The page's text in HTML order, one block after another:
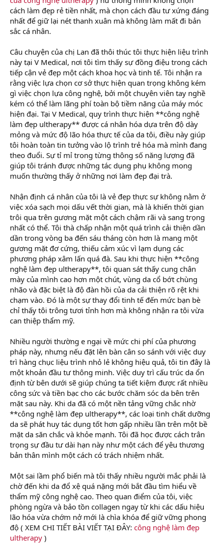
cách làm đẹp rẻ tiền nhất, mà chọn cách đầu tư xứng đáng
nhất để giữ lại nét thanh xuân mà không làm mất đi bản
sắc cá nhân.
Câu chuyện của chị Lan đã thôi thúc tôi thực hiện liệu trình
này tại V Medical, nơi tôi tìm thấy sự đồng điệu trong cách
tiếp cận vẻ đẹp một cách khoa học và tinh tế. Tôi nhận ra
rằng việc lựa chọn cơ sở thực hiện quan trọng không kém
gì việc chọn lựa công nghệ, bởi một chuyên viên tay nghề
kém có thể làm lãng phí toàn bộ tiềm năng của máy móc
hiện đại. Tại V Medical, quy trình thực hiện **công nghệ
làm đẹp ultherapy** được cá nhân hóa dựa trên độ dày
mỏng và mức độ lão hóa thực tế của da tôi, điều này giúp
tôi hoàn toàn tin tưởng vào lộ trình trẻ hóa mà mình đang
theo đuổi. Sự tỉ mỉ trong từng thông số năng lượng đã
giúp tôi tránh được những tác dụng phụ không mong
muốn thường thấy ở những nơi làm đẹp đại trà.
Nhận định cá nhân của tôi là vẻ đẹp thực sự không nằm ở
việc xóa sạch mọi dấu vết thời gian, mà là khiến thời gian
trôi qua trên gương mặt một cách chậm rãi và sang trọng
nhất có thể. Tôi thà chấp nhận một quá trình cải thiện dần
dần trong vòng ba đến sáu tháng còn hơn là mang một
gương mặt đơ cứng, thiếu cảm xúc vì lạm dụng các
phương pháp xâm lấn quá đà. Sau khi thực hiện **công
nghệ làm đẹp ultherapy**, tôi quan sát thấy cung chân
mày của mình cao hơn một chút, vùng da cổ bớt chùng
nhão và đặc biệt là độ đàn hồi của da cải thiện rõ rệt khi
chạm vào. Đó là một sự thay đổi tinh tế đến mức bạn bè
chỉ thấy tôi trông tươi tỉnh hơn mà không nhận ra tôi vừa
can thiệp thẩm mỹ.
Nhiều người thường e ngại về mức chi phí của phương
pháp này, nhưng nếu đặt lên bàn cân so sánh với việc duy
trì hàng chục liệu trình nhỏ lẻ không hiệu quả, tôi tin đây là
một khoản đầu tư thông minh. Việc duy trì cấu trúc da ổn
định từ bên dưới sẽ giúp chúng ta tiết kiệm được rất nhiều
công sức và tiền bạc cho các bước chăm sóc da bên trên
mặt sau này. Khi da đã có một nền tảng vững chắc nhờ
**công nghệ làm đẹp ultherapy**, các loại tinh chất dưỡng
da sẽ phát huy tác dụng tốt hơn gấp nhiều lần trên một bề
mặt da săn chắc và khỏe mạnh. Tôi đã học được cách trân
trọng sự đầu tư dài hạn này như một cách để yêu thương
bản thân mình một cách có trách nhiệm nhất.
Một sai lầm phổ biến mà tôi thấy nhiều người mắc phải là
chờ đến khi da đổ xệ quá nặng mới bắt đầu tìm hiểu về
thẩm mỹ công nghệ cao. Theo quan điểm của tôi, việc
phòng ngừa và bảo tồn collagen ngay từ khi các dấu hiệu
lão hóa vừa chớm nở mới là chìa khóa để giữ vững phong
độ ( XEM CHI TIẾT BÀI VIẾT TẠI ĐÂY: công nghệ làm đẹp
ultherapy )